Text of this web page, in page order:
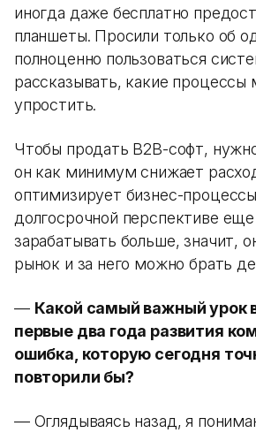
иногда даже бесплатно
планшеты. Просили только об
полноценно пользоваться
рассказывать, какие
упростить.
Чтобы продать B2B-софт,
он как минимум снижает
оптимизирует бизнес-
долгосрочной перспективе
зарабатывать больше, значит,
рынок и за него можно брать
— Какой самый важный урок
первые два года развития
ошибка, которую сегодня
повторили бы?
— Оглядываясь назад, я